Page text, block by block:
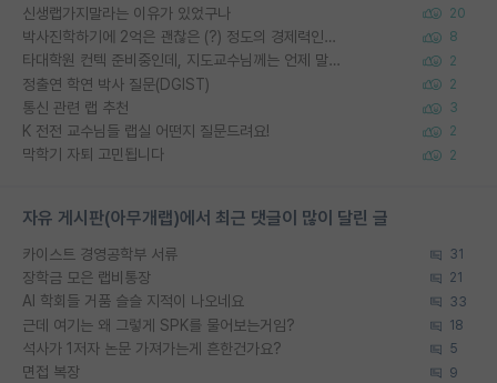
신생랩가지말라는 이유가 있었구나 20
박사진학하기에 2억은 괜찮은 (?) 정도의 경제력인가요 8
타대학원 컨텍 준비중인데, 지도교수님께는 언제 말씀드려야 할까요? 2
정출연 학연 박사 질문(DGIST) 2
통신 관련 랩 추천 3
K 전전 교수님들 랩실 어떤지 질문드려요! 2
막학기 자퇴 고민됩니다 2
자유 게시판(아무개랩)에서 최근 댓글이 많이 달린 글
카이스트 경영공학부 서류 31
장학금 모은 랩비통장 21
AI 학회들 거품 슬슬 지적이 나오네요 33
근데 여기는 왜 그렇게 SPK를 물어보는거임? 18
석사가 1저자 논문 가져가는게 흔한건가요? 5
면접 복장 9